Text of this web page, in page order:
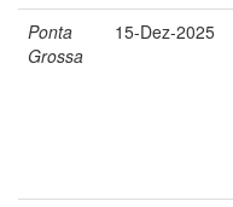
Ponta
Grossa
15-Dez-2025